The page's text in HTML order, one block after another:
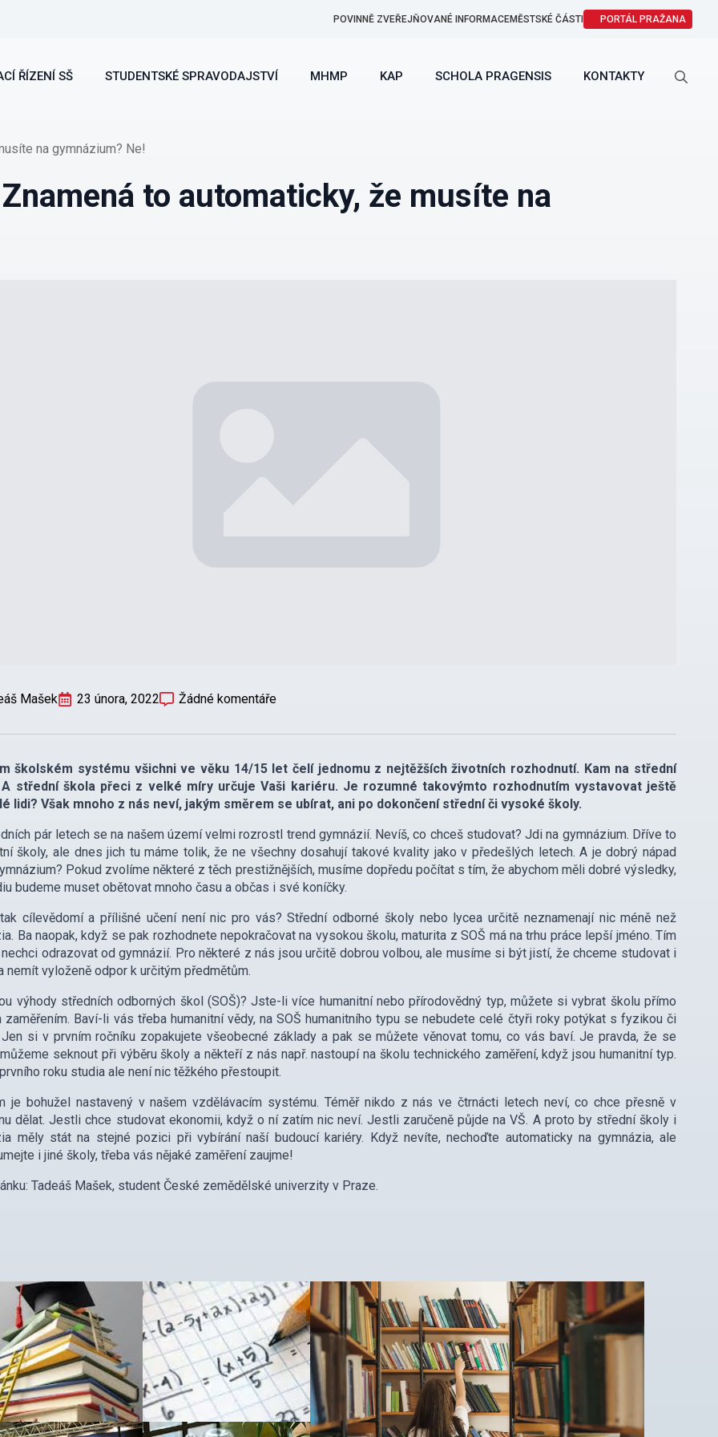
POVINNĚ ZVEŘEJŇOVANÉ INFORMACEMĚSTSKÉ ČÁSTI PORTÁL PRAŽANA
ŘÍZENÍ SŠ STUDENTSKÉ SPRAVODAJSTVÍ MHMP KAP SCHOLA PRAGENSIS KONTAKTY
na gymnázium? Ne!
to automaticky, že musíte na
Mašek 23 února, 2022 Žádné komentáře
školském systému všichni ve věku 14/15 let čelí jednomu z nejtěžších životních rozhodnutí. Kam na střední
střední škola přeci z velké míry určuje Vaši kariéru. Je rozumné takovýmto rozhodnutím vystavovat ještě
lidi? Však mnoho z nás neví, jakým směrem se ubírat, ani po dokončení střední či vysoké školy.
pár letech se na našem území velmi rozrostl trend gymnázií. Nevíš, co chceš studovat? Jdi na gymnázium. Dříve to
školy, ale dnes jich tu máme tolik, že ne všechny dosahují takové kvality jako v předešlých letech. A je dobrý nápad
Pokud zvolíme některé z těch prestižnějších, musíme dopředu počítat s tím, že abychom měli dobré výsledky,
budeme muset obětovat mnoho času a občas i své koníčky.
cílevědomí a přílišné učení není nic pro vás? Střední odborné školy nebo lycea určitě neznamenají nic méně než
Ba naopak, když se pak rozhodnete nepokračovat na vysokou školu, maturita z SOŠ má na trhu práce lepší jméno. Tím
odrazovat od gymnázií. Pro některé z nás jsou určitě dobrou volbou, ale musíme si být jistí, že chceme studovat i
nemít vyloženě odpor k určitým předmětům.
výhody středních odborných škol (SOŠ)? Jste-li více humanitní nebo přírodovědný typ, můžete si vybrat školu přímo
zaměřením. Baví-li vás třeba humanitní vědy, na SOŠ humanitního typu se nebudete celé čtyři roky potýkat s fyzikou či
si v prvním ročníku zopakujete všeobecné základy a pak se můžete věnovat tomu, co vás baví. Je pravda, že se
seknout při výběru školy a někteří z nás např. nastoupí na školu technického zaměření, když jsou humanitní typ.
roku studia ale není nic těžkého přestoupit.
je bohužel nastavený v našem vzdělávacím systému. Téměř nikdo z nás ve čtrnácti letech neví, co chce přesně v
dělat. Jestli chce studovat ekonomii, když o ní zatím nic neví. Jestli zaručeně půjde na VŠ. A proto by střední školy i
měly stát na stejné pozici při vybírání naší budoucí kariéry. Když nevíte, nechoďte automaticky na gymnázia, ale
i jiné školy, třeba vás nějaké zaměření zaujme!
Tadeáš Mašek, student České zemědělské univerzity v Praze.